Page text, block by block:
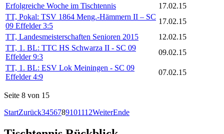
Erfolgreiche Woche im Tischtennis
17.02.15
TT, Pokal: TSV 1864 Meng.-Hämmern II – SC
09 Effelder 3:5
17.02.15
TT, Landesmeisterschaften Senioren 2015
12.02.15
TT, 1. BL: TTC HS Schwarza II - SC 09
Effelder 9:3
09.02.15
TT, 1. BL: ESV Lok Meiningen - SC 09
Effelder 4:9
07.02.15
Seite 8 von 15
StartZurück3456789101112WeiterEnde